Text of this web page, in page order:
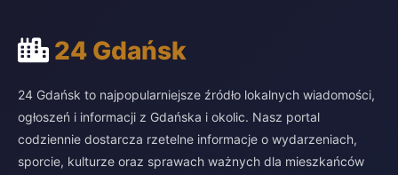
24 Gdańsk
24 Gdańsk to najpopularniejsze źródło lokalnych wiadomości,
ogłoszeń i informacji z Gdańska i okolic. Nasz portal
codziennie dostarcza rzetelne informacje o wydarzeniach,
sporcie, kulturze oraz sprawach ważnych dla mieszkańców